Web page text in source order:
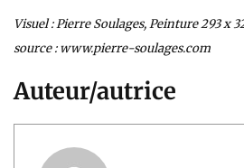
Visuel : Pierre Soulages, Peinture 293 x
source : www.pierre-soulages.com
Auteur/autrice